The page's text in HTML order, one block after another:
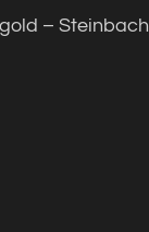
– Steinbach